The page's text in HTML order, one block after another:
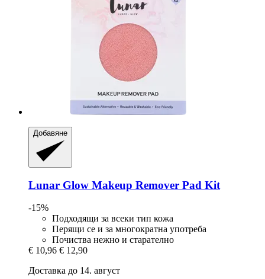
Добавяне
Lunar Glow Makeup Remover Pad Kit
-15%
Подходящи за всеки тип кожа
Перящи се и за многократна употреба
Почиства нежно и старателно
€ 10,96 € 12,90
Доставка до 14. август